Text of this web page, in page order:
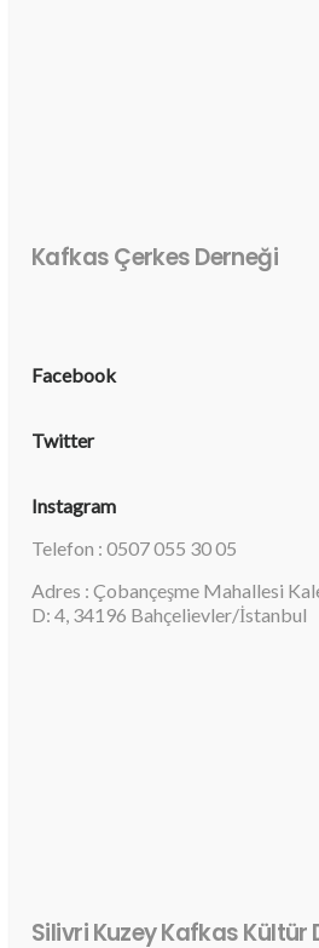
Kafkas Çerkes Derneği
Facebook
Twitter
Instagram
Telefon : 0507 055 30 05
Adres : Çobançeşme Mahallesi
D: 4, 34196 Bahçelievler/İstanbul
Silivri Kuzey Kafkas Kültür